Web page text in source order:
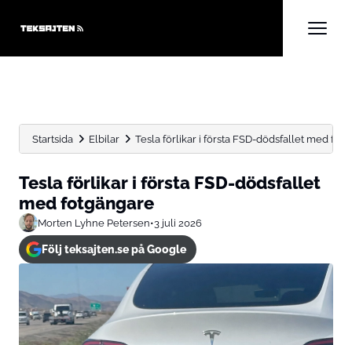
Startsida Elbilar Tesla förlikar i första FSD-dödsfallet med
Tesla förlikar i första FSD-dödsfallet
med fotgängare
Morten Lyhne Petersen•3 juli 2026
Följ teksajten.se på Google